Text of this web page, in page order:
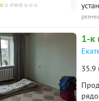
2-к квартира · 51.7 м² · 10/26
этаж
2-к квартира · 67 м² · 5/25
этаж
1-к
35.9